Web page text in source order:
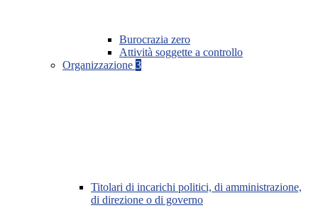
Burocrazia zero
Attività soggette a controllo
Organizzazione 3
Titolari di incarichi politici, di amministrazione,
di direzione o di governo